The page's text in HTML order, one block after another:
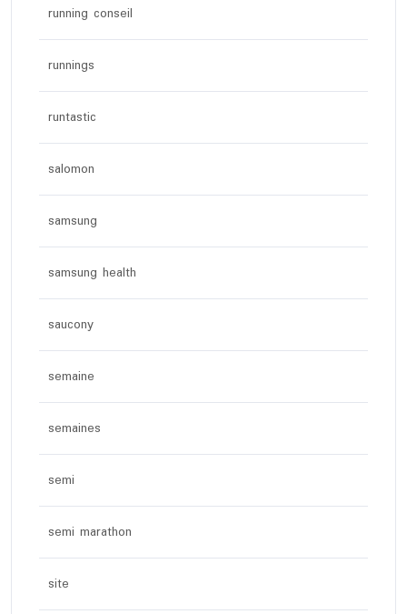
running conseil
runnings
runtastic
salomon
samsung
samsung health
saucony
semaine
semaines
semi
semi marathon
site